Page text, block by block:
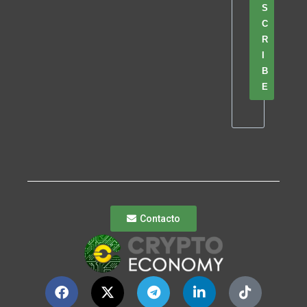
S
C
R
B
E
Contacto